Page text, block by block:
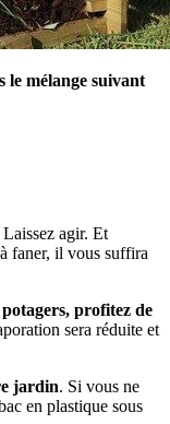
le mélange suivant
agir. Et
faner, il vous suffira
profitez de
sera réduite et
jardin. Si vous ne
en plastique sous